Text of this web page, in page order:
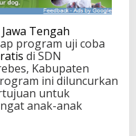
Tengah
program uji coba
di SDN
Kabupaten
ini diluncurkan
untuk
anak-anak